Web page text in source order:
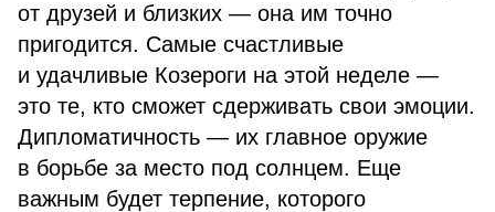
от друзей и близких — она им точно
пригодится. Самые счастливые
и удачливые Козероги на этой неделе —
это те, кто сможет сдерживать свои эмоции.
Дипломатичность — их главное оружие
в борьбе за место под солнцем. Еще
важным будет терпение, которого